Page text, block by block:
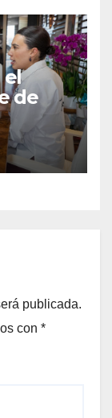
el
de
publicada.
con *